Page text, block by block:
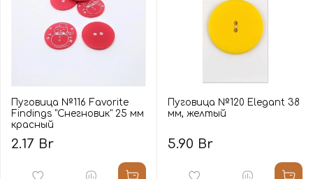
Пуговица №116 Favorite
Findings "Снегновик" 25 мм
красный
2.17 Br
Пуговица №120 Elegant 38
мм, желтый
5.90 Br